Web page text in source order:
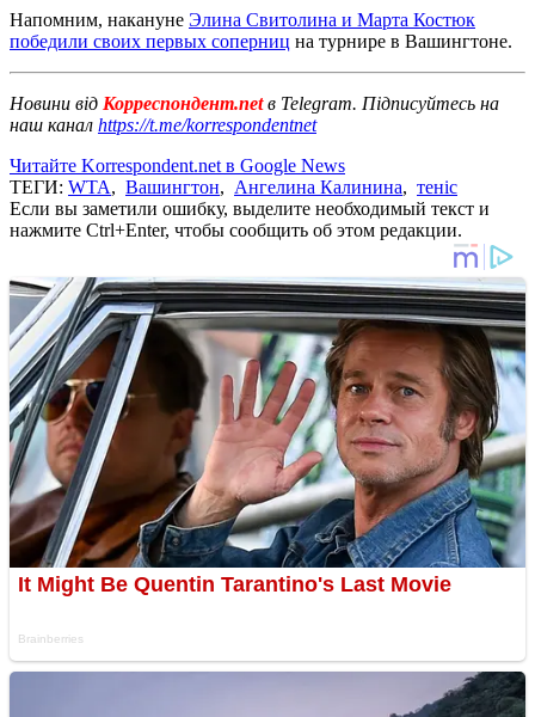
Напомним, накануне Элина Свитолина и Марта Костюк
победили своих первых соперниц на турнире в Вашингтоне.
Новини від Корреспондент.netв Telegram. Підписуйтесь на
наш канал https://t.me/korrespondentnet
Читайте Korrespondent.net в Google News
ТЕГИ: WTA, Вашингтон, Ангелина Калинина, теніс
Если вы заметили ошибку, выделите необходимый текст и
нажмите Ctrl+Enter, чтобы сообщить об этом редакции.